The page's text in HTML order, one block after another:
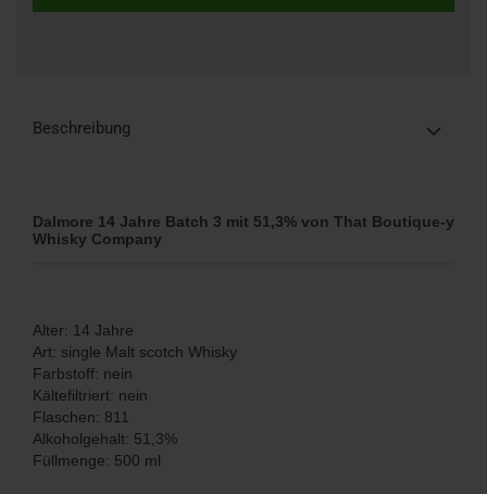
Beschreibung
Dalmore 14 Jahre Batch 3 mit 51,3% von That Boutique-y
Whisky Company
Alter: 14 Jahre
​Art: single Malt scotch Whisky
Farbstoff: nein
Kältefiltriert: nein
Flaschen: 811
Alkoholgehalt: 51,3%
Füllmenge: 500 ml